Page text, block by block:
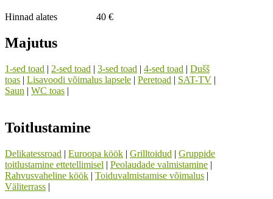
Hinnad alates 40 €
Majutus
1-sed toad | 2-sed toad | 3-sed toad | 4-sed toad | Dušš
toas | Lisavoodi võimalus lapsele | Peretoad | SAT-TV |
Saun | WC toas |
Toitlustamine
Delikatessroad | Euroopa köök | Grilltoidud | Gruppide
toitlustamine ettetellimisel | Peolaudade valmistamine |
Rahvusvaheline köök | Toiduvalmistamise võimalus |
Väliterrass |